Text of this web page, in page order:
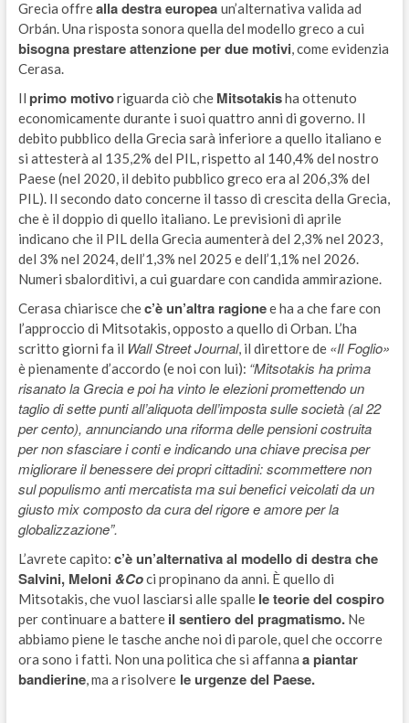
Grecia offrealla destra europea un’alternativa valida ad
Orbán. Una risposta sonora quella del modello greco a cui
bisogna prestare attenzione per due motivi, come evidenzia
Cerasa.
Il primo motivoriguarda ciò che Mitsotakisha ottenuto
economicamente durante i suoi quattro anni di governo. Il
debito pubblico della Grecia sarà inferiore a quello italiano e
si attesterà al 135,2% del PIL, rispetto al 140,4% del nostro
Paese (nel 2020, il debito pubblico greco era al 206,3% del
PIL). Il secondo dato concerne il tasso di crescita della Grecia,
che è il doppio di quello italiano. Le previsioni di aprile
indicano che il PIL della Grecia aumenterà del 2,3% nel 2023,
del 3% nel 2024, dell’1,3% nel 2025 e dell’1,1% nel 2026.
Numeri sbalorditivi, a cui guardare con candida ammirazione.
Cerasa chiarisce chec’è un’altra ragionee ha a che fare con
l’approccio di Mitsotakis, opposto a quello di Orban. L’ha
scritto giorni fa il Wall Street Journal, il direttore de «Il Foglio»
è pienamente d’accordo (e noi con lui): “Mitsotakis ha prima
risanato la Grecia e poi ha vinto le elezioni promettendo un
taglio di sette punti all’aliquota dell’imposta sulle società (al 22
per cento), annunciando una riforma delle pensioni costruita
per non sfasciare i conti e indicando una chiave precisa per
migliorare il benessere dei propri cittadini: scommettere non
sul populismo anti mercatista ma sui benefici veicolati da un
giusto mix composto da cura del rigore e amore per la
globalizzazione”.
L’avrete capito: c’è un’alternativa al modello di destra che
Salvini, Meloni &Coci propinano da anni. È quello di
Mitsotakis, che vuol lasciarsi alle spalle le teorie del cospiro
per continuare a battere il sentiero del pragmatismo.Ne
abbiamo piene le tasche anche noi di parole, quel che occorre
ora sono i fatti. Non una politica che si affanna a piantar
bandierine, ma a risolverele urgenze del Paese.